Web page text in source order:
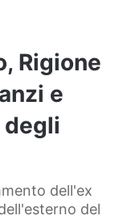
Rigione
e
degli
dell'ex
del